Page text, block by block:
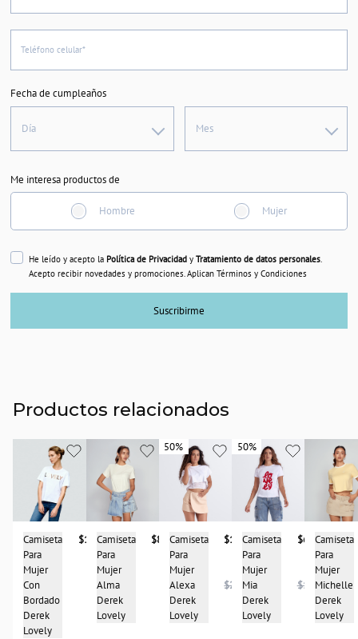
Teléfono celular*
Fecha de cumpleaños
Día Mes
Me interesa productos de
Hombre Mujer
He leído y acepto la Política de Privacidady Tratamiento de datos personales.
Acepto recibir novedades y promociones. Aplican Términos y Condiciones
Suscribirme
Productos relacionados
Camiseta
Para
Mujer
Con
Bordado
Derek
Lovely
$117.900
Camiseta
Para
Mujer
Alma
Derek
Lovely
$89.900
50%
50%
Camiseta
Para
Mujer
Alexa
Derek
Lovely
$134.950
$269.950
50%
50%
Camiseta
Para
Mujer
Mia
Derek
Lovely
$64.950
$129.950
Camiseta
Para
Mujer
Michelle
Derek
Lovely